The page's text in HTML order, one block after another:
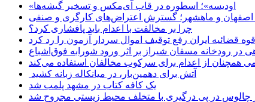
«اودیسه»؛ اسطوره در قاب آی‌مکس و تسخیر گیشه‌ها
اصفهان و ماهشهر؛ گسترش اعتراض‌های کارگری و صنفی
چرا بر مخالفت با اعدام باید پافشاری کرد؟
قوه قضائیه ایران رفع توقیف اموال سردار آزمون را رد کرد
همچنان از اعدام برای سرکوب مخالفان استفاده می‌کند
آتش برای دهمین‌بار، در میانکاله زبانه کشید
یک کافه کتاب در مشهد پلمب شد
چالوس در پی درگیری با متخلف محیط زیستی مجروح شد